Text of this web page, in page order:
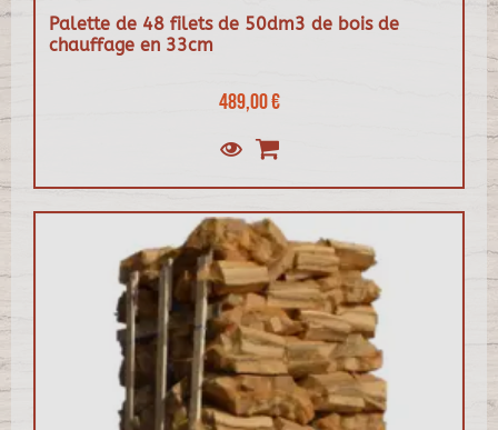
Palette de 48 filets de 50dm3 de bois de
chauffage en 33cm
489,00 €